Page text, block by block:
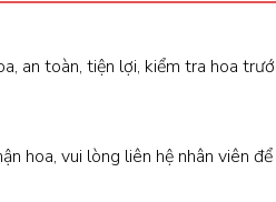
an toàn, tiện lợi, kiểm tra hoa
hoa, vui lòng liên hệ nhân viên